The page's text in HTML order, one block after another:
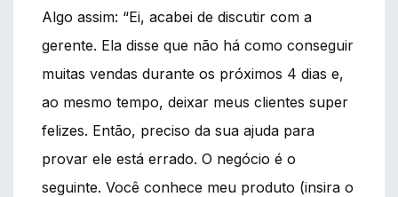
Algo assim: “Ei, acabei de discutir com a
gerente. Ela disse que não há como conseguir
muitas vendas durante os próximos 4 dias e,
ao mesmo tempo, deixar meus clientes super
felizes. Então, preciso da sua ajuda para
provar ele está errado. O negócio é o
seguinte. Você conhece meu produto (insira o